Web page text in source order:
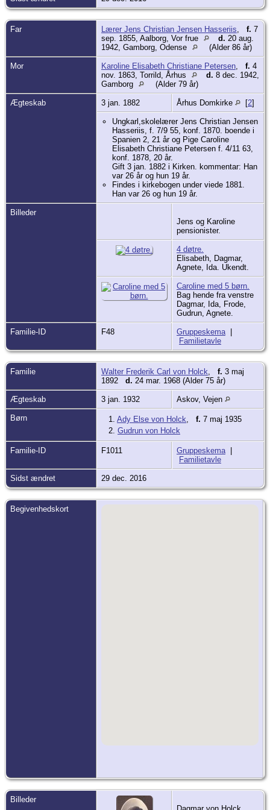
Far Lærer Jens Christian Jensen Hasseriis, f. 7
sep. 1855, Aalborg, Vor frue
d. 20 aug.
1942, Gamborg, Odense
(Alder 86 år)
Mor Karoline Elisabeth Christiane Petersen, f. 4
nov. 1863, Torrild, Århus
d. 8 dec. 1942,
Gamborg
(Alder 79 år)
Ægteskab 3 jan. 1882 Århus Domkirke [2]
Ungkarl,skolelærer Jens Christian Jensen
Hasseriis, f. 7/9 55, konf. 1870. boende i
Spanien 2, 21 år og Pige Caroline
Elisabeth Christiane Petersen f. 4/11 63,
konf. 1878, 20 år.
Gift 3 jan. 1882 i Kirken. kommentar: Han
var 26 år og hun 19 år.
Findes i kirkebogen under viede 1881.
Han var 26 og hun 19 år.
Billeder
Jens og Karoline
pensionister.
4 døtre.
Elisabeth, Dagmar,
Agnete, Ida. Ukendt.
Caroline med 5 børn.
Bag hende fra venstre
Dagmar, Ida, Frode,
Gudrun, Agnete.
Familie-ID F48 Gruppeskema|
Familietavle
Familie Walter Frederik Carl von Holck, f. 3 maj
1892 d. 24 mar. 1968 (Alder 75 år)
Ægteskab 3 jan. 1932 Askov, Vejen
Børn 1. Ady Else von Holck, f. 7 maj 1935
2. Gudrun von Holck
Familie-ID F1011 Gruppeskema|
Familietavle
Sidst ændret 29 dec. 2016
Begivenhedskort
Billeder